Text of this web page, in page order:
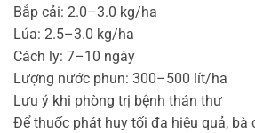
Bắp cải: 2.0–3.0 kg/ha
Lúa: 2.5–3.0 kg/ha
Cách ly: 7–10 ngày
Lượng nước phun: 300–500 lít/ha
Lưu ý khi phòng trị bệnh thán thư
Để thuốc phát huy tối đa hiệu quả, bà